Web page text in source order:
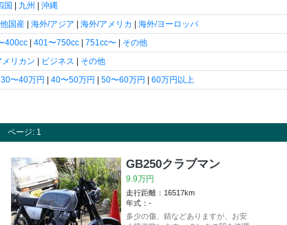
国 九州
沖縄
国産 海外/アジア 海外/アメリカ
海外/ヨーロッパ
400cc 401〜750cc 751cc〜
その他
メリカン ビジネス
その他
30〜40万円 40〜50万円 50〜60万円
60万円以上
ページ: 1
GB250クラブマン
9.9万円
走行距離：16517km
年式：-
多少の傷、錆などありますが、お安